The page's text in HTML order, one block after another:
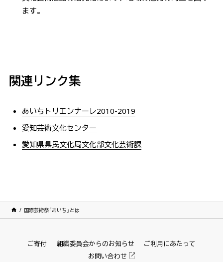
ます。
関連リンク集
あいちトリエンナーレ2010-2019
愛知芸術文化センター
愛知県県民文化局文化部文化芸術課
国際芸術祭「あいち」とは
ご寄付 組織委員会からのお知らせ
ご利用にあたって
お問い合わせ